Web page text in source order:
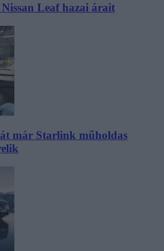
Leaf hazai árait
már Starlink műholdas